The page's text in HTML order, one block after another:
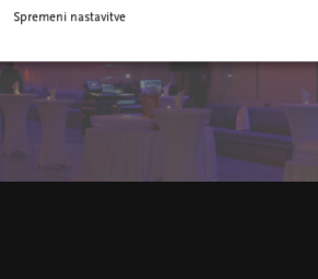
Spremeni nastavitve